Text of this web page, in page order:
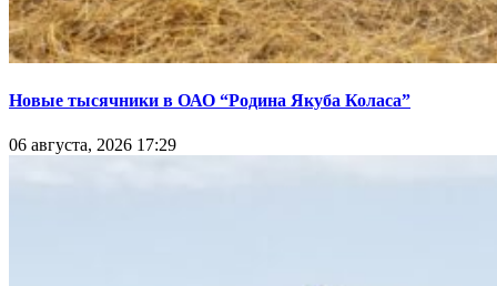
Новые тысячники в ОАО “Родина Якуба Коласа”
06 августа, 2026 17:29